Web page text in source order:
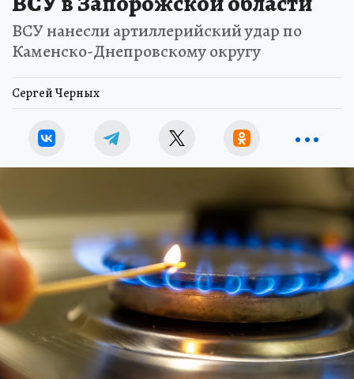
ВСУ нанесли артиллерийский удар по
Каменско-Днепровскому округу
Сергей Черных